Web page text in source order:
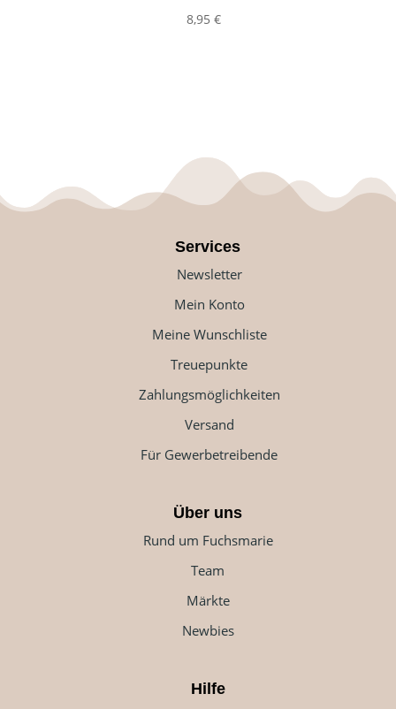
8,95€
Services
Newsletter
Mein Konto
Meine Wunschliste
Treuepunkte
Zahlungsmöglichkeiten
Versand
Für Gewerbetreibende
Über uns
Rund um Fuchsmarie
Team
Märkte
Newbies
Hilfe